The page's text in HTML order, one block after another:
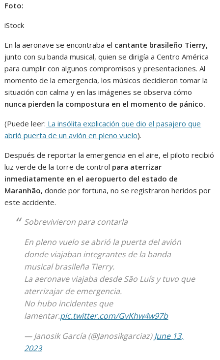
Foto:
iStock
En la aeronave se encontraba el cantante brasileño Tierry,
junto con su banda musical, quien se dirigía a Centro América
para cumplir con algunos compromisos y presentaciones. Al
momento de la emergencia, los músicos decidieron tomar la
situación con calma y en las imágenes se observa cómo
nunca pierden la compostura en el momento de pánico.
(Puede leer: La insólita explicación que dio el pasajero que
abrió puerta de un avión en pleno vuelo).
Después de reportar la emergencia en el aire, el piloto recibió
luz verde de la torre de control para aterrizar
inmediatamente en el aeropuerto del estado de
Maranhão, donde por fortuna, no se registraron heridos por
este accidente.
Sobrevivieron para contarla
En pleno vuelo se abrió la puerta del avión
donde viajaban integrantes de la banda
musical brasileña Tierry.
La aeronave viajaba desde São Luís y tuvo que
aterrizajar de emergencia.
No hubo incidentes que
lamentar.pic.twitter.com/GvKhw4w97b
— Janosik García (@Janosikgarciaz)June 13,
2023